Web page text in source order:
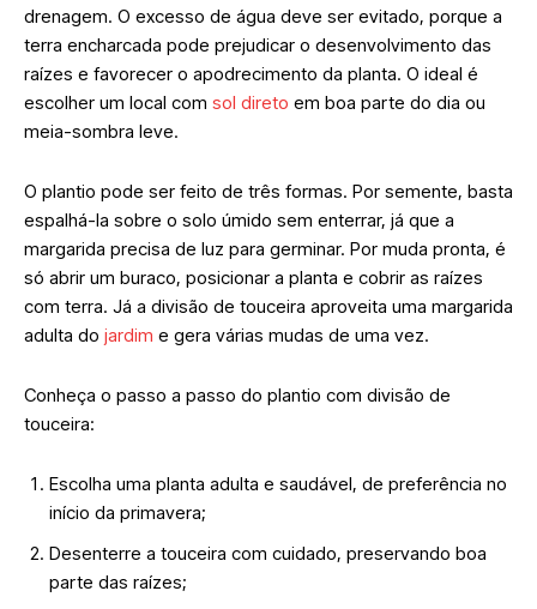
drenagem. O excesso de água deve ser evitado, porque a
terra encharcada pode prejudicar o desenvolvimento das
raízes e favorecer o apodrecimento da planta. O ideal é
escolher um local com sol direto em boa parte do dia ou
meia-sombra leve.
O plantio pode ser feito de três formas. Por semente, basta
espalhá-la sobre o solo úmido sem enterrar, já que a
margarida precisa de luz para germinar. Por muda pronta, é
só abrir um buraco, posicionar a planta e cobrir as raízes
com terra. Já a divisão de touceira aproveita uma margarida
adulta do jardim e gera várias mudas de uma vez.
Conheça o passo a passo do plantio com divisão de
touceira:
Escolha uma planta adulta e saudável, de preferência no
início da primavera;
Desenterre a touceira com cuidado, preservando boa
parte das raízes;